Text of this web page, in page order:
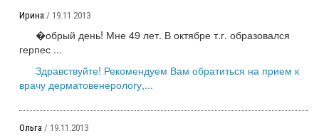
Ирина / 19.11.2013
�обрый день! Мне 49 лет. В октябре т.г. образовался
герпес ...
Здравствуйте! Рекомендуем Вам обратиться на прием к
врачу дерматовенерологу,...
Ольга / 19.11.2013